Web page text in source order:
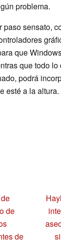
problema.
paso sensato,
que
que todo
podrá
esté a la altura.
de
de